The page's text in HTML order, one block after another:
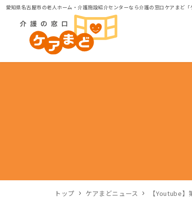
愛知県名古屋市の老人ホーム・介護施設紹介センターなら介護の窓口ケアまど
トップ ケアまどニュース 【Youtube